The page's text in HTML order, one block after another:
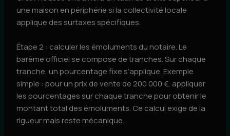
une maison en périphérie si la collectivité locale
applique des surtaxes spécifiques.
Étape 2 : calculer les émoluments du notaire. Le
barème officiel se compose de tranches. Sur chaque
tranche, un pourcentage fixe s’applique. Exemple
simple : pour un prix de vente de 200 000 €, appliquer
les pourcentages sur chaque tranche pour obtenir le
montant total des émoluments. Ce calcul exige de la
rigueur mais reste mécanique.